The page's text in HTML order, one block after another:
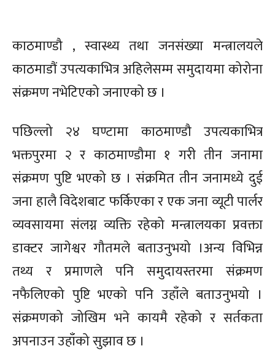
काठमाण्डौ , स्वास्थ्य तथा जनसंख्या मन्त्रालयले
काठमाडौं उपत्यकाभित्र अहिलेसम्म समुदायमा कोरोना
संक्रमण नभेटिएको जनाएको छ ।
पछिल्लो २४ घण्टामा काठमाण्डौ उपत्यकाभित्र
भक्तपुरमा २ र काठमाण्डौमा १ गरी तीन जनामा
संक्रमण पुष्टि भएको छ । संक्रमित तीन जनामध्ये दुई
जना हालै विदेशबाट फर्किएका र एक जना व्यूटी पार्लर
व्यवसायमा संलग्न व्यक्ति रहेको मन्त्रालयका प्रवक्ता
डाक्टर जागेश्वर गौतमले बताउनुभयो ।अन्य विभिन्न
तथ्य र प्रमाणले पनि समुदायस्तरमा संक्रमण
नफैलिएको पुष्टि भएको पनि उहाँले बताउनुभयो ।
संक्रमणको जोखिम भने कायमै रहेको र सर्तकता
अपनाउन उहाँको सुझाव छ ।